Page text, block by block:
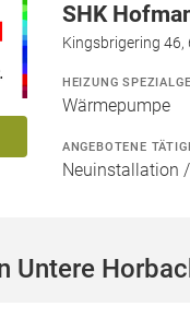
SHK
Kingsbrigering 46,
HEIZUNG
Wärmepumpe
ANGEBOTENE
Neuinstallation
Untere